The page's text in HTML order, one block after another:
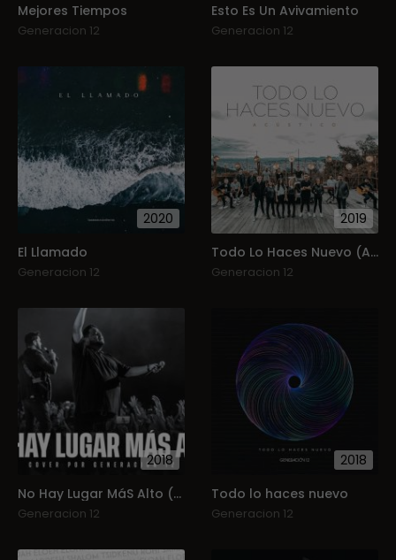
Mejores Tiempos
Generacion 12
Esto Es Un Avivamiento
Generacion 12
2020
El Llamado
Generacion 12
2019
Todo Lo Haces Nuevo (Acústico)
Generacion 12
2018
No Hay Lugar MáS Alto (Single)
Generacion 12
2018
Todo lo haces nuevo
Generacion 12